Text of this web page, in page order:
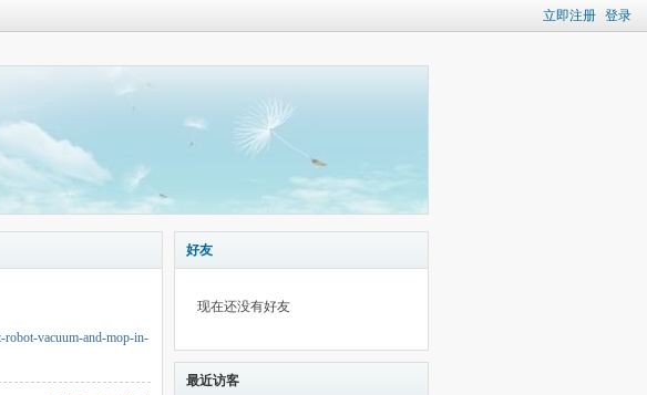
立即注册 登录
robot-vacuum-and-mop-in-
好友
现在还没有好友
最近访客